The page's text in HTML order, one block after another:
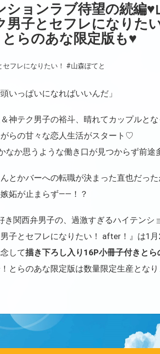
ションラブ待望の続編
男子とセフレになりた
らのあな限定版も♥
フレになりたい！ #山森ぽてと
いっぱいになればいいんだ」
神テク男子の裕斗、晴れてカップルと
らの甘々な恋人生活がスタート♡
なか思うような働き口が見つからず前途
とかバーへの転職が決まった直也だっ
妬が止まらず――！？
き関西弁男子の、過激すぎるハイテン
子とセフレになりたい！ after！』は1
して描き下ろし入り16P小冊子付きとら
とらのあな限定版は数量限定生産とな